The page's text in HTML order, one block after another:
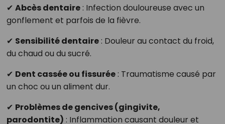
✔ Abcès dentaire: Infection douloureuse avec un
gonflement et parfois de la fièvre.
✔ Sensibilité dentaire: Douleur au contact du froid,
du chaud ou du sucré.
✔ Dent cassée ou fissurée: Traumatisme causé par
un choc ou un aliment dur.
✔ Problèmes de gencives (gingivite,
parodontite) : Inflammation causant douleur et